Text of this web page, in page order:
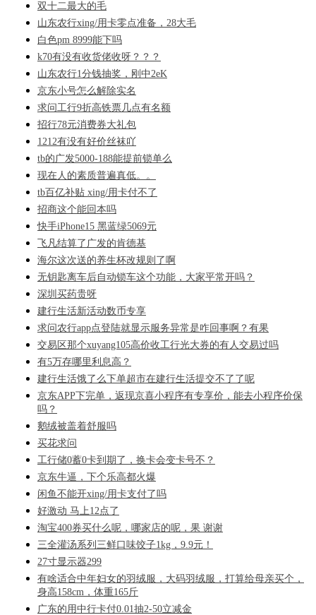
双十二最大的毛
山东农行xing/用卡零点准备，28大毛
白色pm 8999能下吗
k70有没有收货佬收呀？？？
山东农行1分钱抽奖，刚中2eK
京东小号怎么解除实名
求问工行9折高铁票几点有名额
招行78元消费券大礼包
1212有没有好价丝袜吖
tb的广发5000-188能提前锁单么
现在人的素质普遍真低。。
tb百亿补贴 xing/用卡付不了
招商这个能回本吗
快手iPhone15 黑蓝绿5069元
飞凡结算了广发的肯德基
海尔这次送的养生杯改规则了啊
无钥匙离车后自动锁车这个功能，大家平常开吗？
深圳买药贵呀
建行生活新活动数币专享
求问农行app点登陆就显示服务异常是咋回事啊？有果
交易区那个xuyang105高价收工行光大券的有人交易过吗
有5万存哪里利息高？
建行生活饿了么下单超市在建行生活提交不了了呢
京东APP下完单，返现京喜小程序有专享价，能去小程序价保
吗？
鹅绒被盖着舒服吗
买花求问
工行储0蓄0卡到期了，换卡会变卡号不？
京东牛逼，下个乐高都火爆
闲鱼不能开xing/用卡支付了吗
好激动 马上12点了
淘宝400券买什么呢，哪家店的呢，果 谢谢
三全灌汤系列三鲜口味饺子1kg，9.9元！
27寸显示器299
有啥适合中年妇女的羽绒服，大码羽绒服，打算给母亲买个，
身高158cm，体重165斤
广东的用中行卡付0.01抽2-50立减金